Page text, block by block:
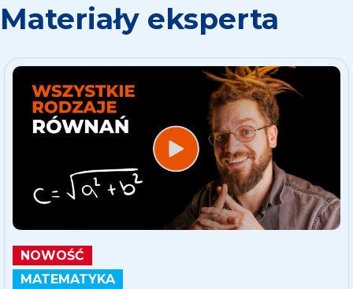
Materiały eksperta
NOWOŚĆ
MATEMATYKA